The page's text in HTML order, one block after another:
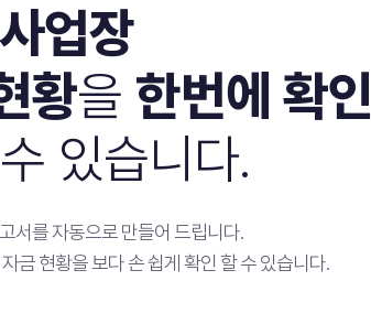
업장
황을 한번에 확인
있습니다.
서를 자동으로 만들어 드립니다.
금 현황을 보다 손 쉽게 확인 할 수 있습니다.